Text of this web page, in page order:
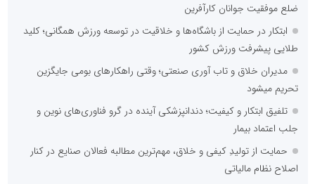
ضلع موفقیت جوانان کارآفرین
ابتکار در حمایت از باشگاه‌ها و خلاقیت در توسعه ورزش همگانی؛ کلید
طلایی پیشرفت ورزش کشور
مدیران خلاق و تاب آوری صنعتی؛ وقتی راهکارهای بومی جایگزین
تحریم میشود
تلفیق ابتکار و کیفیت؛ دندانپزشکی آینده در گرو فناوری‌های نوین و
جلب اعتماد بیمار
حمایت از تولیدِ کیفی و خلاق، مهم‌ترین مطالبه فعالان صنایع در کنار
اصلاح نظام مالیاتی